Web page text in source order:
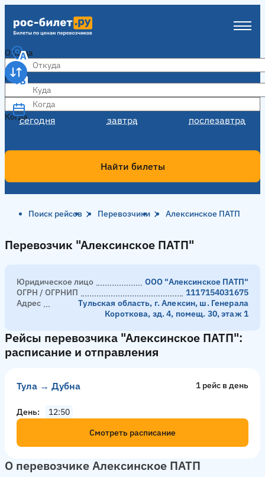
Откуда
Куда
Когда
сегодня завтра послезавтра
Когда
Найти билеты
Поиск рейсов Перевозчики Алексинское ПАТП
Перевозчик "Алексинское ПАТП"
Перевозчик "Алексинское ПАТП"
Юридическое лицо
ООО "Алексинское ПАТП"
ОГРН / ОГРНИП
1117154031675
Адрес
Тульская область, г. Алексин, ш. Генерала
Короткова, зд. 4, помещ. 30, этаж 1
Рейсы перевозчика "Алексинское ПАТП":
расписание и отправления
Тула → Дубна 1 рейс в день
День
12:50
Смотреть расписание
О перевозчике Алексинское ПАТП